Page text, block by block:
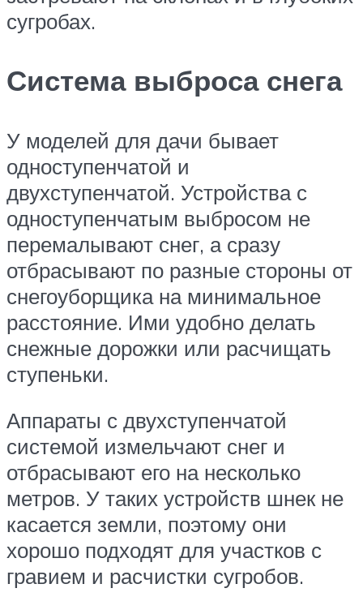
сугробах.
Система выброса снега
У моделей для дачи бывает
одноступенчатой и
двухступенчатой. Устройства с
одноступенчатым выбросом не
перемалывают снег, а сразу
отбрасывают по разные стороны от
снегоуборщика на минимальное
расстояние. Ими удобно делать
снежные дорожки или расчищать
ступеньки.
Аппараты с двухступенчатой
системой измельчают снег и
отбрасывают его на несколько
метров. У таких устройств шнек не
касается земли, поэтому они
хорошо подходят для участков с
гравием и расчистки сугробов.